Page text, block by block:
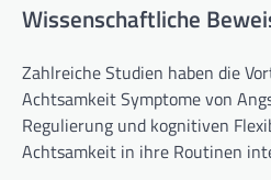
Wissenschaftliche
Zahlreiche Studien haben die
Achtsamkeit Symptome von
Regulierung und kognitiven
Achtsamkeit in ihre Routinen